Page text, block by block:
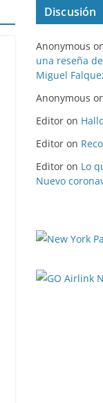
Discusión
Anonymous
una reseña
Miguel
Anonymous
Editor on
Editor on
Editor on Lo
Nuevo